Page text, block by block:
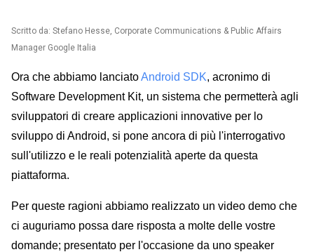
Scritto da: Stefano Hesse, Corporate Communications & Public Affairs
Manager Google Italia
Ora che abbiamo lanciatoAndroid SDK, acronimo di
Software Development Kit, un sistema che permetterà agli
sviluppatori di creare applicazioni innovative per lo
sviluppo di Android, si pone ancora di più l'interrogativo
sull'utilizzo e le reali potenzialità aperte da questa
piattaforma.
Per queste ragioni abbiamo realizzato un video demo che
ci auguriamo possa dare risposta a molte delle vostre
domande; presentato per l'occasione da uno speaker